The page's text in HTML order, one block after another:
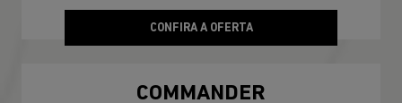
CONFIRA A OFERTA
COMMANDER